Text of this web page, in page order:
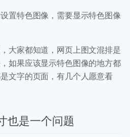
置特色图像，需要显示特色图像
大家都知道，网页上图文混排是
如果应该显示特色图像的地方都
文字的页面，有几个人愿意看
也是一个问题